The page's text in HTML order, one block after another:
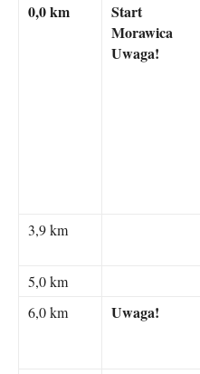
0,0 km
Start
Morawica
Uwaga!
3,9 km
5,0 km
6,0 km
Uwaga!